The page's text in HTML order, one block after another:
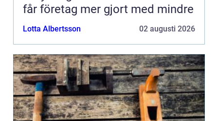
får företag mer gjort med mindre
Lotta Albertsson 02 augusti 2026